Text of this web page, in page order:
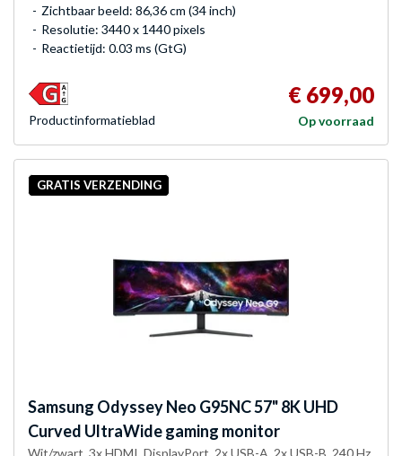
Zichtbaar beeld: 86,36 cm (34 inch)
Resolutie: 3440 x 1440 pixels
Reactietijd: 0.03 ms (GtG)
€ 699,00
Op voorraad
Product­informatieblad
GRATIS VERZENDING
Samsung Odyssey Neo G95NC 57" 8K UHD
Curved UltraWide gaming monitor
Wit/zwart, 3x HDMI, DisplayPort, 2x USB-A, 2x USB-B, 240 Hz